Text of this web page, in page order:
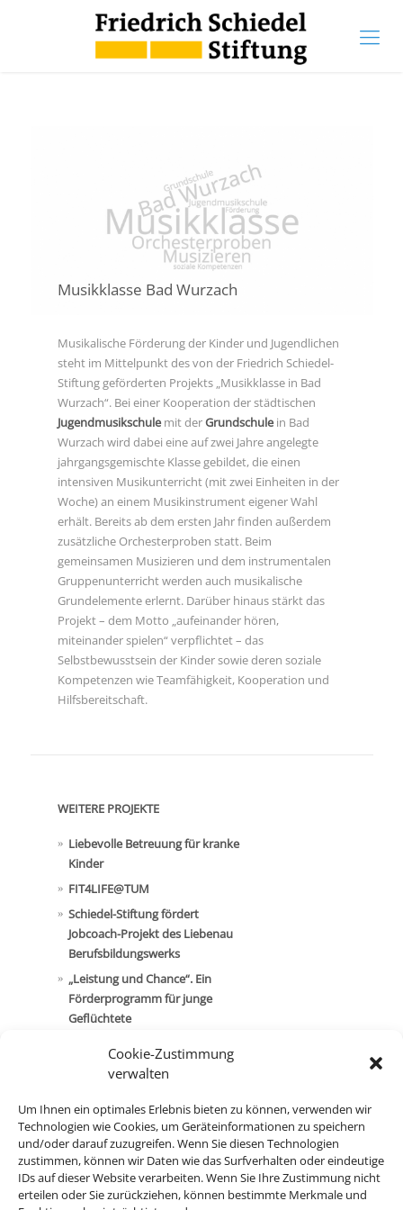
Cookie-Zustimmung
verwalten
Um Ihnen ein optimales Erlebnis bieten zu können, verwenden wir
Technologien wie Cookies, um Geräteinformationen zu speichern
und/oder darauf zuzugreifen. Wenn Sie diesen Technologien
zustimmen, können wir Daten wie das Surfverhalten oder eindeutige
IDs auf dieser Website verarbeiten. Wenn Sie Ihre Zustimmung nicht
erteilen oder Sie zurückziehen, können bestimmte Merkmale und
Musikklasse Bad Wurzach
Musikalische Förderung der Kinder und Jugendlichen
steht im Mittelpunkt des von der Friedrich Schiedel-
Stiftung geförderten Projekts „Musikklasse in Bad
Wurzach“. Bei einer Kooperation der städtischen
Jugendmusikschulemit derGrundschulein Bad
Wurzach wird dabei eine auf zwei Jahre angelegte
jahrgangsgemischte Klasse gebildet, die einen
intensiven Musikunterricht (mit zwei Einheiten in der
Woche) an einem Musikinstrument eigener Wahl
erhält. Bereits ab dem ersten Jahr finden außerdem
zusätzliche Orchesterproben statt. Beim
gemeinsamen Musizieren und dem instrumentalen
Gruppenunterricht werden auch musikalische
Grundelemente erlernt. Darüber hinaus stärkt das
Projekt – dem Motto „aufeinander hören,
miteinander spielen“ verpflichtet – das
Selbstbewusstsein der Kinder sowie deren soziale
Kompetenzen wie Teamfähigkeit, Kooperation und
Hilfsbereitschaft.
WEITERE PROJEKTE
Liebevolle Betreuung für kranke
Kinder
FIT4LIFE@TUM
Schiedel-Stiftung fördert
Jobcoach-Projekt des Liebenau
Berufsbildungswerks
„Leistung und Chance“. Ein
Förderprogramm für junge
Geflüchtete
Friedrich Schiedel-Preis für Politik
Aktion „Herz und Gemüt“
Wissenschaftssoziologie an der
TU München
Jugendarbeit der Gemeinde
Schwabhausen